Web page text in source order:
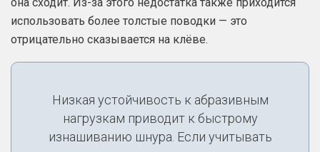
использовать более толстые поводки — это
отрицательно сказывается на клёве.
Низкая устойчивость к абразивным
нагрузкам приводит к быстрому
изнашиванию шнура. Если учитывать